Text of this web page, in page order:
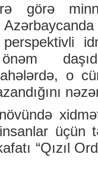
görə
o
üçün
“Qızıl